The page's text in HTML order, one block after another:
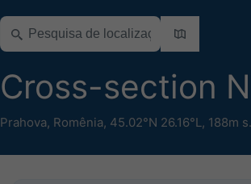
Cross-section
Prahova, Romênia, 45.02°N 26.16°L, 188m